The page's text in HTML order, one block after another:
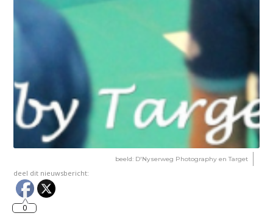
beeld: D'Nyserweg Photography en Target
deel dit nieuwsbericht:
0